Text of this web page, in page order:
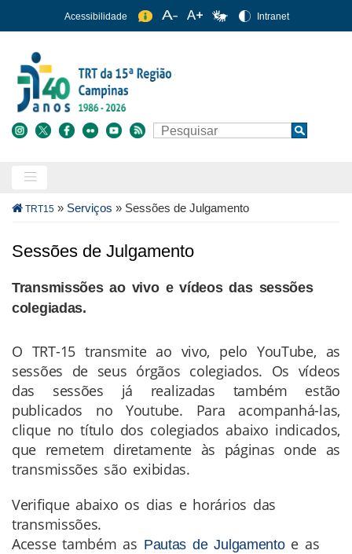
para
conteúdo
principal
Acessibilidade Intranet
Buscar Search
Trilha
navegação
TRT15 » Serviços » Sessões de Julgamento
Sessões de Julgamento
Transmissões ao vivo e vídeos das sessões
colegiadas.
O TRT-15 transmite ao vivo, pelo YouTube, as
sessões de seus órgãos colegiados. Os vídeos
das sessões já realizadas também estão
publicados no Youtube. Para acompanhá-las,
clique no título dos colegiados abaixo indicados,
que remetem diretamente às páginas onde as
transmissões são exibidas.
Verifique abaixo os dias e horários das
transmissões.
Acesse também as Pautas de Julgamentoe as